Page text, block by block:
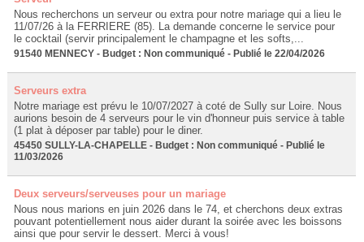
Nous recherchons un serveur ou extra pour notre mariage qui a lieu le
11/07/26 à la FERRIERE (85). La demande concerne le service pour
le cocktail (servir principalement le champagne et les softs,...
91540 MENNECY - Budget : Non communiqué - Publié le 22/04/2026
Serveurs extra
Notre mariage est prévu le 10/07/2027 à coté de Sully sur Loire. Nous
aurions besoin de 4 serveurs pour le vin d'honneur puis service à table
(1 plat à déposer par table) pour le diner.
45450 SULLY-LA-CHAPELLE - Budget : Non communiqué - Publié le
11/03/2026
Deux serveurs/serveuses pour un mariage
Nous nous marions en juin 2026 dans le 74, et cherchons deux extras
pouvant potentiellement nous aider durant la soirée avec les boissons
ainsi que pour servir le dessert. Merci à vous!